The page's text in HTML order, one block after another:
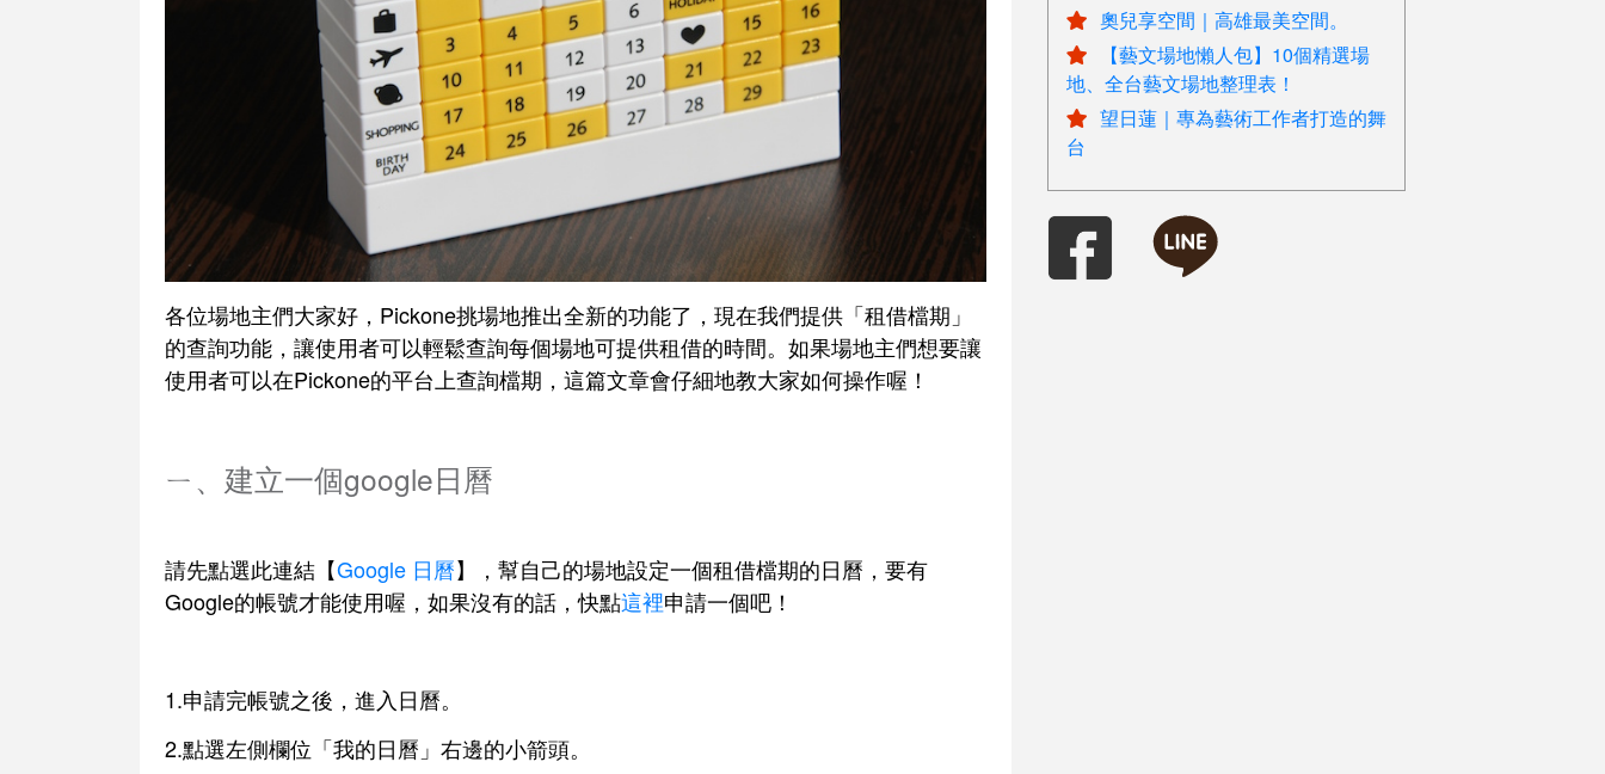
各位場地主們大家好，Pickone挑場地推出全新的功能了，現在我們提供「租借檔期」
的查詢功能，讓使用者可以輕鬆查詢每個場地可提供租借的時間。如果場地主們想要讓
使用者可以在Pickone的平台上查詢檔期，這篇文章會仔細地教大家如何操作喔！
ㄧ、建立一個google日曆
請先點選此連結【Google 日曆】，幫自己的場地設定一個租借檔期的日曆，要有
Google的帳號才能使用喔，如果沒有的話，快點這裡申請一個吧！
1.申請完帳號之後，進入日曆。
2.點選左側欄位「我的日曆」右邊的小箭頭。
奧兒享空間｜高雄最美空間。
【藝文場地懶人包】10個精選場
地、全台藝文場地整理表！
望日蓮｜專為藝術工作者打造的舞
台